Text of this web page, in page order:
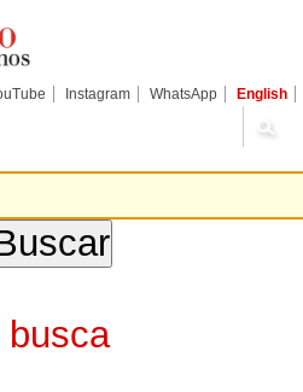
Instagram WhatsApp English
busca